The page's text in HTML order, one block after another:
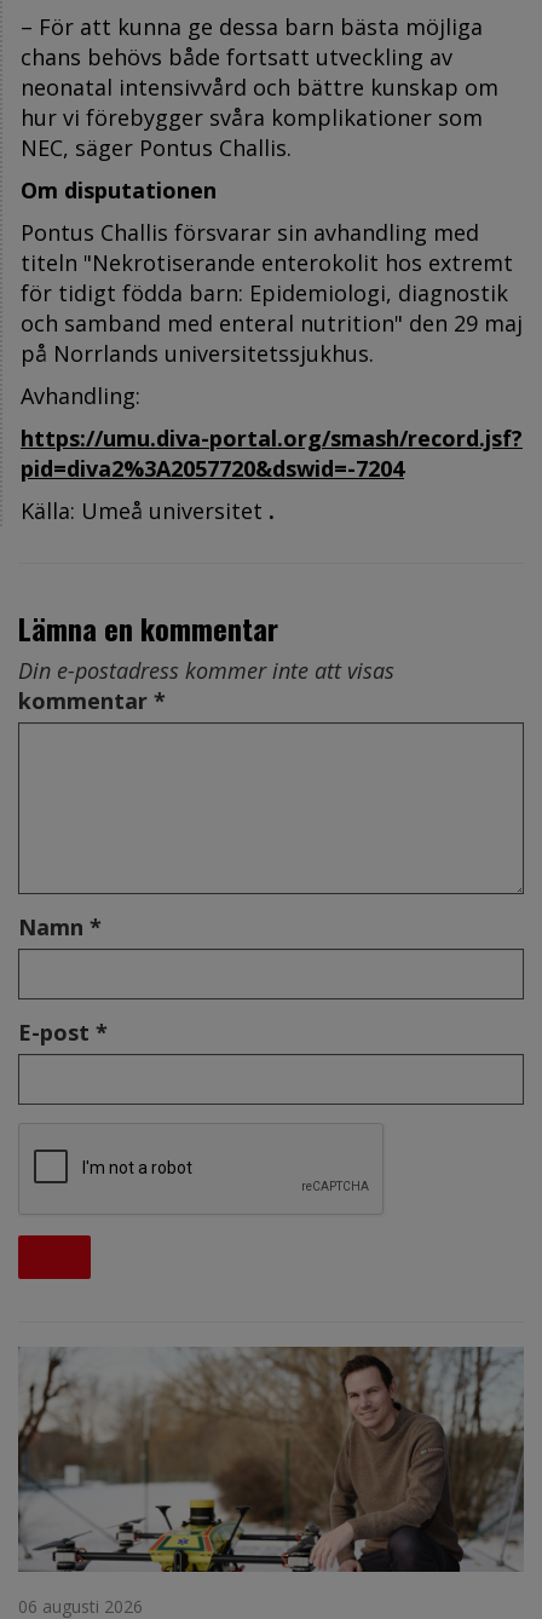
– För att kunna ge dessa barn bästa möjliga
chans behövs både fortsatt utveckling av
neonatal intensivvård och bättre kunskap om
hur vi förebygger svåra komplikationer som
NEC, säger Pontus Challis.
Om disputationen
Pontus Challis försvarar sin avhandling med
titeln "Nekrotiserande enterokolit hos extremt
för tidigt födda barn: Epidemiologi, diagnostik
och samband med enteral nutrition" den 29 maj
på Norrlands universitetssjukhus.
Avhandling:
https://umu.diva-portal.org/smash/record.jsf?
pid=diva2%3A2057720&dswid=-7204
Källa: Umeå universitet .
Lämna en kommentar
Din e-postadress kommer inte att visas
kommentar *
Namn *
E-post *
06 augusti 2026